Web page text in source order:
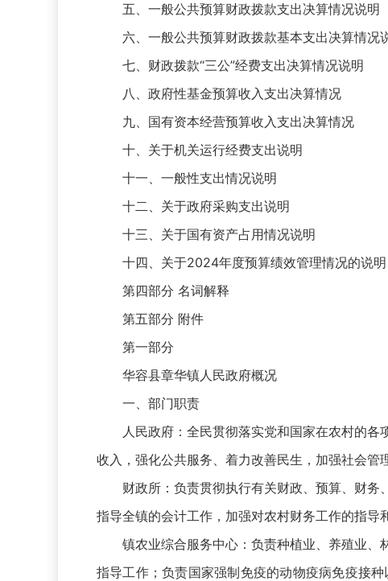
五、一般公共预算财政拨款支出决算情况说明
六、一般公共预算财政拨款基本支出决算情况
七、财政拨款“三公”经费支出决算情况说明
八、政府性基金预算收入支出决算情况
九、国有资本经营预算收入支出决算情况
十、关于机关运行经费支出说明
十一、一般性支出情况说明
十二、关于政府采购支出说明
十三、关于国有资产占用情况说明
十四、关于2024年度预算绩效管理情况的说明
第四部分 名词解释
第五部分 附件
第一部分
华容县章华镇人民政府概况
一、部门职责
人民政府：全民贯彻落实党和国家在农村的各
收入，强化公共服务、着力改善民生，加强社会管
财政所：负责贯彻执行有关财政、预算、财务
指导全镇的会计工作，加强对农村财务工作的指导
镇农业综合服务中心：负责种植业、养殖业、
指导工作；负责国家强制免疫的动物疫病免疫接